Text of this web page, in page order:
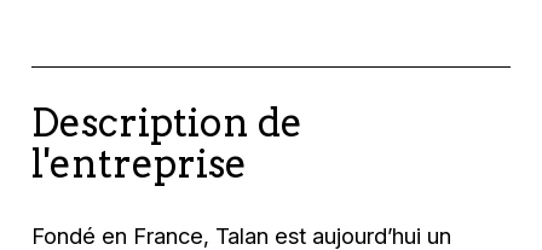
Description de
l'entreprise
Fondé en France, Talan est aujourd’hui un